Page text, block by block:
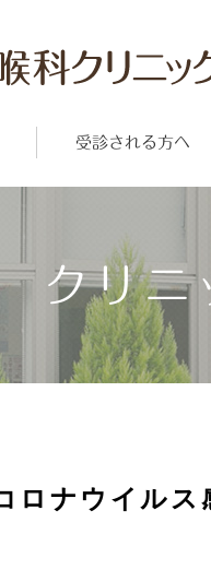
受診される方へ
クリニ
ロナウイル